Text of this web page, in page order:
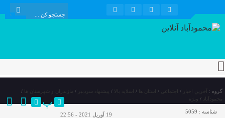
گروه : آخرین اخبار / اجتماعی / استان ها / اسلاید بالا / پیشنهاد سردبیر / مازندران و شهرستان ها
/
محمودآباد
/ ویژه پ
شناسه : 5059 19 آوریل 2021 - 22:56